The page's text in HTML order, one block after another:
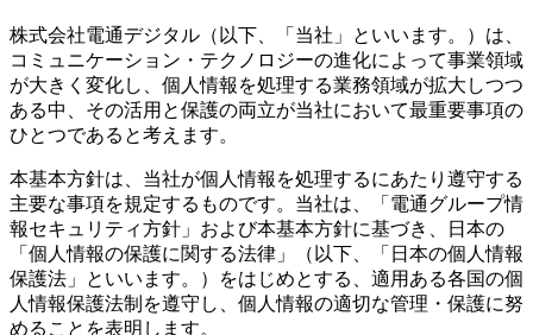
株式会社電通デジタル（以下、「当社」といいます。）は、
コミュニケーション・テクノロジーの進化によって事業領域
が大きく変化し、個人情報を処理する業務領域が拡大しつつ
ある中、その活用と保護の両立が当社において最重要事項の
ひとつであると考えます。
本基本方針は、当社が個人情報を処理するにあたり遵守する
主要な事項を規定するものです。当社は、「電通グループ情
報セキュリティ方針」および本基本方針に基づき、日本の
「個人情報の保護に関する法律」（以下、「日本の個人情報
保護法」といいます。）をはじめとする、適用ある各国の個
人情報保護法制を遵守し、個人情報の適切な管理・保護に努
めることを表明します。